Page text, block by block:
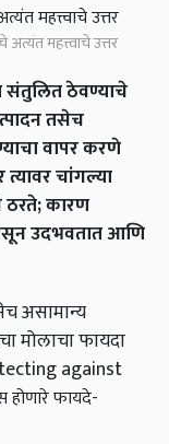
अत्यंत महत्त्वाचे उत्तर
संतुलित ठेवण्याचे
तसेच
वापर करणे
त्यावर चांगल्या
ठरते; कारण
उदभवतात आणि
असामान्य
मोलाचा फायदा
against
होणारे फायदे-